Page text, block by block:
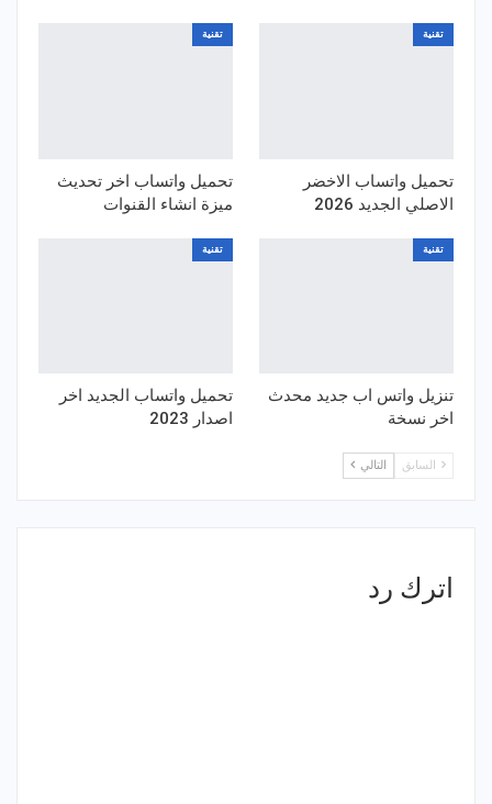
تقنية
تحميل واتساب الاخضر
الاصلي الجديد 2026
تقنية
تحميل واتساب اخر تحديث
ميزة انشاء القنوات
تقنية
تنزيل واتس اب جديد محدث
اخر نسخة
تقنية
تحميل واتساب الجديد اخر
اصدار 2023
السابق التالي
اترك رد